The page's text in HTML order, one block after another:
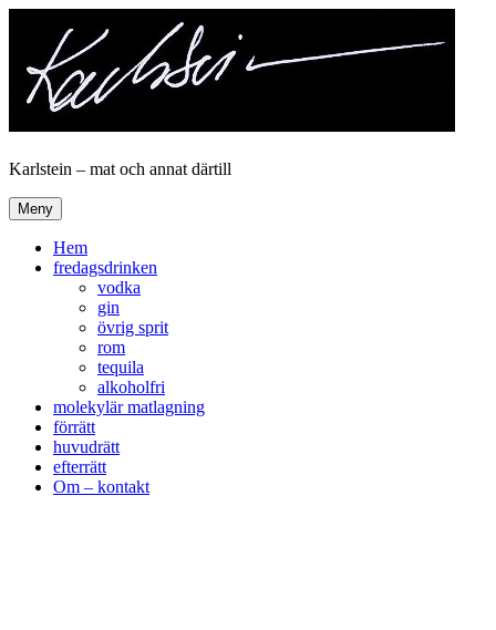
innehåll
Karlstein – mat och annat därtill
Meny
Hem
fredagsdrinken
vodka
gin
övrig sprit
rom
tequila
alkoholfri
molekylär matlagning
förrätt
huvudrätt
efterrätt
Om – kontakt